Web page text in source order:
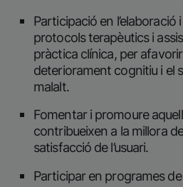
Participació en
protocols terapèutics i
pràctica clínica, per
deteriorament cognitiu i el
malalt.
Fomentar i promoure
contribueixen a la millora
satisfacció de l’usuari.
Participar en programes